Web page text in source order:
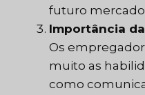
futuro
Importância
Os
muito as
como